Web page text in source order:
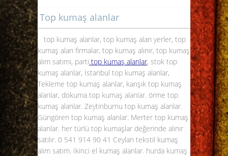
Top kumaş alanlar
top kumaş alanlar, top kumaş alan yerler, top
kumaş alan firmalar, top kumaş alınır, top kumaş
alım satımı, parti top kumaş alanlar, stok top
kumaş alanlar, İstanbul top kumaş alanlar,
Tekleme top kumaş alanlar, karışık top kumaş
alanlar, dokuma top kumaş alanlar. örme top
kumaş alanlar. Zeytinburnu top kumaş alanlar.
Güngören top kumaş alanlar. Merter top kumaş
alanlar. her türlü top kumaşlar değerinde alınır
satılır. 0 541 914 90 41 Ceylan tekstil kumaş
alım satım. İkinci el kumaş alanlar. hurda kumaş